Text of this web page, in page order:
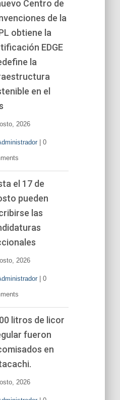
Centro de
de la
obtiene la
EDGE
la
en el
2026
| 0
el 17 de
pueden
las
2026
| 0
litros de licor
fueron
en
2026